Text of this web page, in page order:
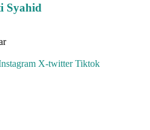
Syahid
X-twitter Tiktok